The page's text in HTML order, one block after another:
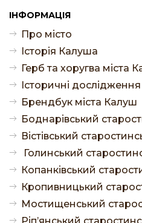
ІНФОРМАЦІЯ
Про місто
Історія Калуша
Герб та хоругва міста
Історичні
Брендбук міста Калуш
Боднарівський
Вістівський
Голинський
Копанківський
Кропивницький
Мостищенський